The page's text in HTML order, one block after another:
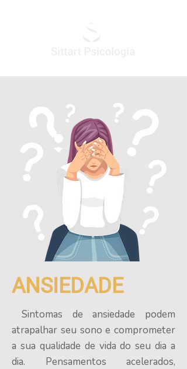
ANSIEDADE
Sintomas de ansiedade podem
atrapalhar seu sono e comprometer
a sua qualidade de vida do seu dia a
dia. Pensamentos acelerados,